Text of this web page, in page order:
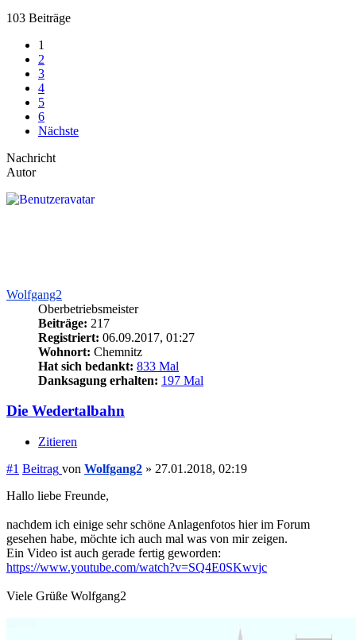
103 Beiträge
1
2
3
4
5
6
Nächste
Nachricht
Autor
Wolfgang2
Oberbetriebsmeister
Beiträge: 217
Registriert: 06.09.2017, 01:27
Wohnort: Chemnitz
Hat sich bedankt: 833 Mal
Danksagung erhalten: 197 Mal
Die Wedertalbahn
Zitieren
#1 Beitrag von Wolfgang2 » 27.01.2018, 02:19
Hallo liebe Freunde,
nachdem ich einige sehr schöne Anlagenfotos hier im Forum
gesehen habe, möchte ich auch mal was von mir zeigen.
Ein Video ist auch gerade fertig geworden:
https://www.youtube.com/watch?v=SQ4E0SKwvjc
Viele Grüße Wolfgang2